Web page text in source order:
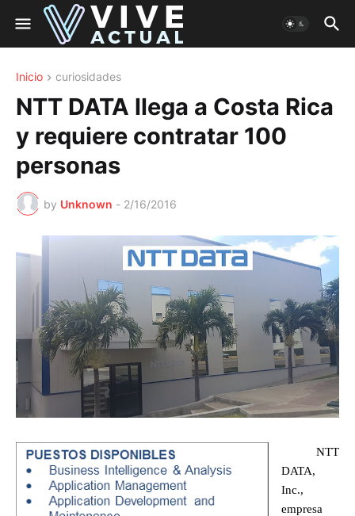
Inicio curiosidades
NTT DATA llega a Costa Rica
y requiere contratar 100
personas
by Unknown - 2/16/2016
NTT
DATA,
Inc.,
empresa